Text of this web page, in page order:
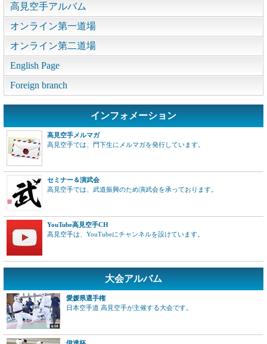
高見空手アルバム
オンライン第一道場
オンライン第二道場
English Page
Foreign branch
インフォメーション
高見空手メルマガ
高見空手では、門下生にメルマガを発行しています。
セミナー＆演武会
高見空手では、武道振興のため演武会を承っております。
YouTube高見空手CH
高見空手は、YouTubeにチャンネルを設けています。
大会アルバム
愛媛県選手権
日本空手道 高見空手が主催する大会です。